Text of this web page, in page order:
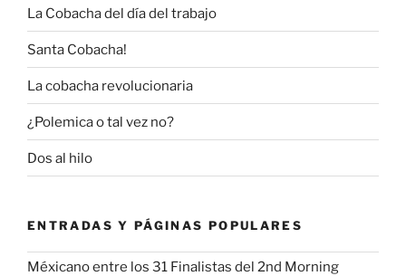
La Cobacha del día del trabajo
Santa Cobacha!
La cobacha revolucionaria
¿Polemica o tal vez no?
Dos al hilo
ENTRADAS Y PÁGINAS POPULARES
Méxicano entre los 31 Finalistas del 2nd Morning